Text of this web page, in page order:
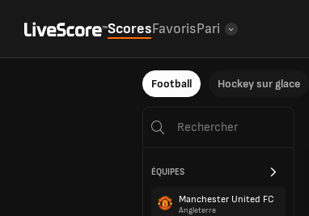
ScoresFavorisPari
Football Hockey sur glace
ÉQUIPES
Manchester United FC
Angleterre